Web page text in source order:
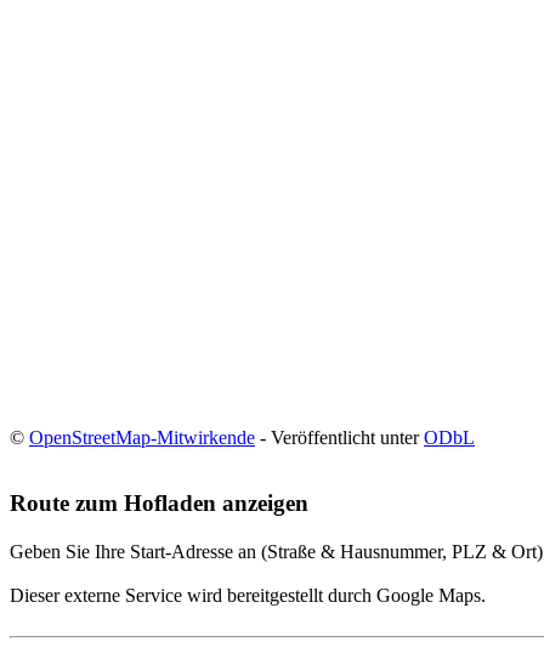
© OpenStreetMap-Mitwirkende - Veröffentlicht unterODbL
Route zum Hofladen anzeigen
Geben Sie Ihre Start-Adresse an (Straße & Hausnummer, PLZ & Ort)
Dieser externe Service wird bereitgestellt durch Google Maps.